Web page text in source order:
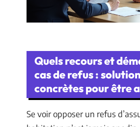
Quels recours et
cas de refus :
concrètes pour être
Se voir opposer un refus